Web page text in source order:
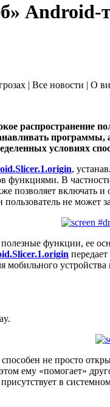
Android-
| Все новости | О
распространение
условиях
,
функциями. В
позволяет
не может
функции, ее
мобильного
способен не просто
ему «помогает»
в